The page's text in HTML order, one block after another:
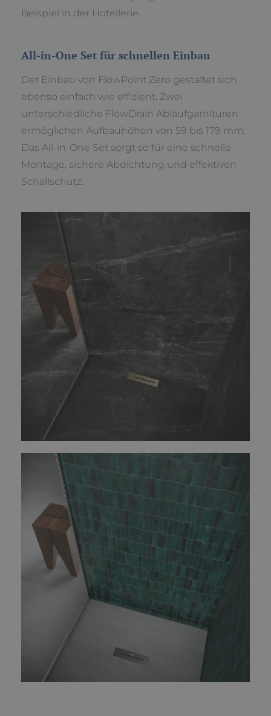
Beispiel in der Hotellerie.
All-in-One Set für schnellen Einbau
Der Einbau von FlowPoint Zero gestaltet sich
ebenso einfach wie effizient. Zwei
unterschiedliche FlowDrain Ablaufgarnituren
ermöglichen Aufbauhöhen von 59 bis 179 mm.
Das All-in-One Set sorgt so für eine schnelle
Montage, sichere Abdichtung und effektiven
Schallschutz.